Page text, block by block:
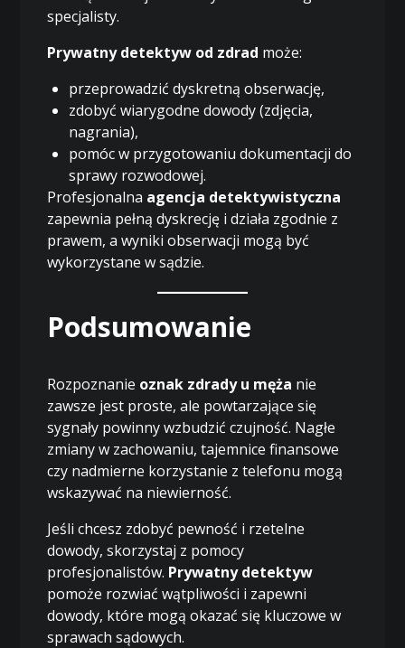
specjalisty.
Prywatny detektyw od zdrad może:
przeprowadzić dyskretną obserwację,
zdobyć wiarygodne dowody (zdjęcia,
nagrania),
pomóc w przygotowaniu dokumentacji do
sprawy rozwodowej.
Profesjonalna agencja detektywistyczna
zapewnia pełną dyskrecję i działa zgodnie z
prawem, a wyniki obserwacji mogą być
wykorzystane w sądzie.
Podsumowanie
Rozpoznanie oznak zdrady u męża nie
zawsze jest proste, ale powtarzające się
sygnały powinny wzbudzić czujność. Nagłe
zmiany w zachowaniu, tajemnice finansowe
czy nadmierne korzystanie z telefonu mogą
wskazywać na niewierność.
Jeśli chcesz zdobyć pewność i rzetelne
dowody, skorzystaj z pomocy
profesjonalistów. Prywatny detektyw
pomoże rozwiać wątpliwości i zapewni
dowody, które mogą okazać się kluczowe w
sprawach sądowych.